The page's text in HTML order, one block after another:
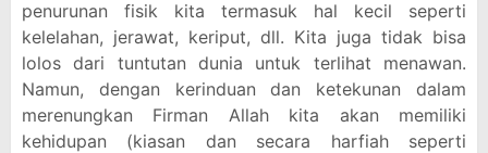
penurunan fisik kita termasuk hal kecil seperti
kelelahan, jerawat, keriput, dll. Kita juga tidak bisa
lolos dari tuntutan dunia untuk terlihat menawan.
Namun, dengan kerinduan dan ketekunan dalam
merenungkan Firman Allah kita akan memiliki
kehidupan (kiasan dan secara harfiah seperti